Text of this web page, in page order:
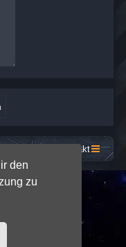
den
zu
Kontakt
phpBB Styles
© phpBB Limited